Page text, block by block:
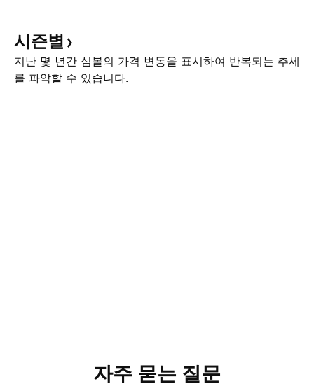
시즌별
지난 몇 년간 심볼의 가격 변동을 표시하여 반복되는 추세
를 파악할 수 있습니다.
자주 묻는 질문